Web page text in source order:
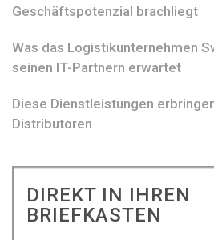
Geschäftspotenzial brachliegt
Was das Logistikunternehmen
seinen IT-Partnern erwartet
Diese Dienstleistungen
Distributoren
DIREKT IN IHREN
BRIEFKASTEN